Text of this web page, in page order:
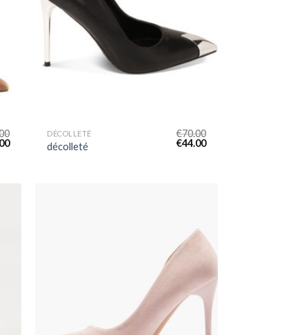
DÉCOLLETÉ
décolleté
€70.00
€44.00